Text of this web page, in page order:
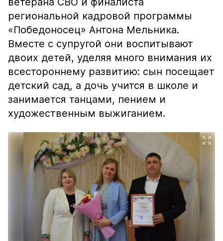
региональной кадровой программы
«Победоносец» Антона Мельника.
Вместе с супругой они воспитывают
двоих детей, уделяя много внимания их
всестороннему развитию: сын посещает
детский сад, а дочь учится в школе и
занимается танцами, пением и
художественным выжиганием.